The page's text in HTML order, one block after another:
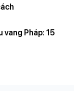
vang Pháp: 15